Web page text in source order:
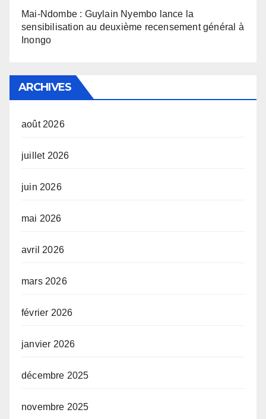
Mai-Ndombe : Guylain Nyembo lance la
sensibilisation au deuxième recensement général à
Inongo
ARCHIVES
août 2026
juillet 2026
juin 2026
mai 2026
avril 2026
mars 2026
février 2026
janvier 2026
décembre 2025
novembre 2025